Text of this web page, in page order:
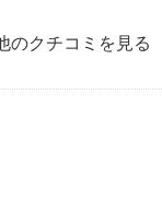
のクチコミを見る